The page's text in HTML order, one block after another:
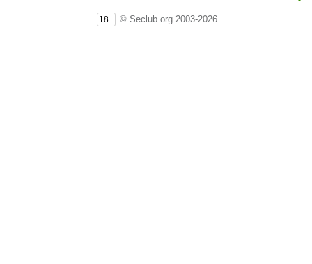
18+ © Seclub.org 2003-2026